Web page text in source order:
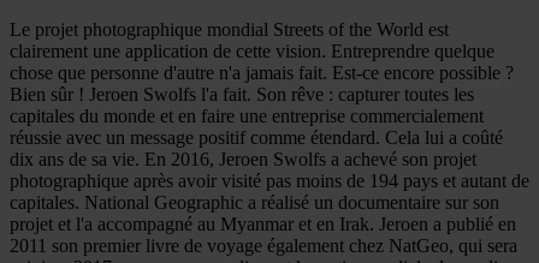
Le projet photographique mondial Streets of the World est
clairement une application de cette vision. Entreprendre quelque
chose que personne d'autre n'a jamais fait. Est-ce encore possible ?
Bien sûr ! Jeroen Swolfs l'a fait. Son rêve : capturer toutes les
capitales du monde et en faire une entreprise commercialement
réussie avec un message positif comme étendard. Cela lui a coûté
dix ans de sa vie. En 2016, Jeroen Swolfs a achevé son projet
photographique après avoir visité pas moins de 194 pays et autant de
capitales. National Geographic a réalisé un documentaire sur son
projet et l'a accompagné au Myanmar et en Irak. Jeroen a publié en
2011 son premier livre de voyage également chez NatGeo, qui sera